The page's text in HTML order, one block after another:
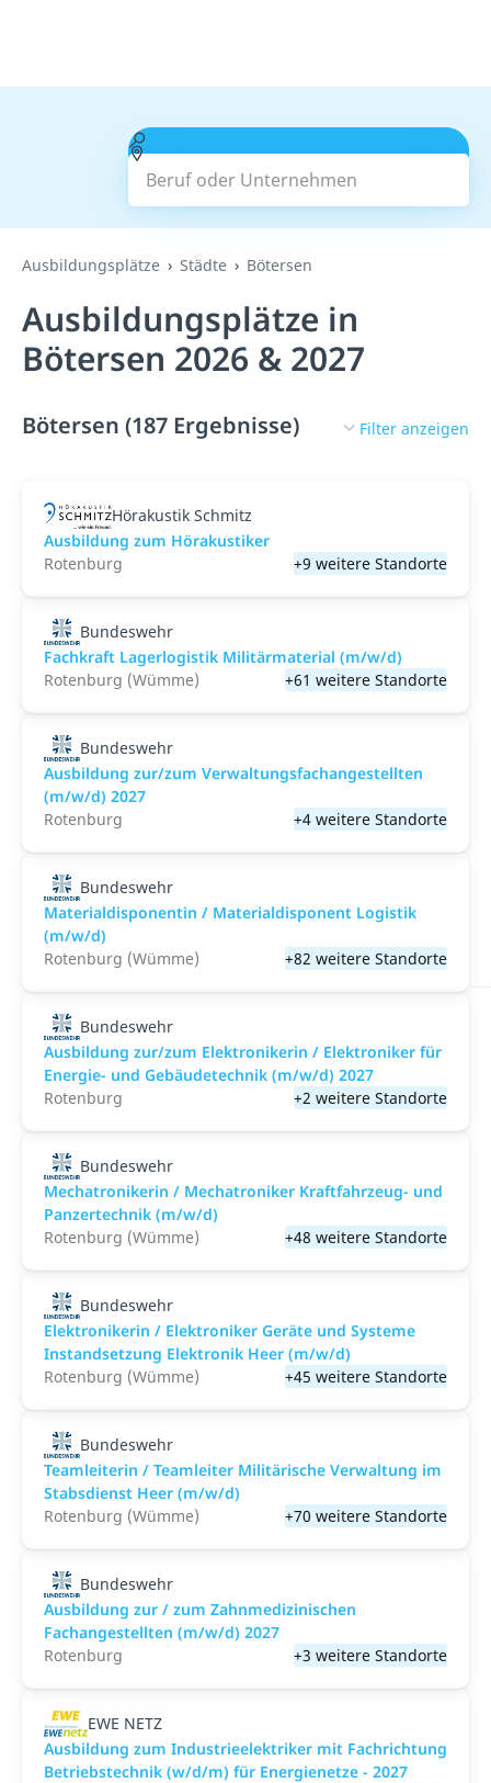
Beruf oder Unternehmen
Suchen
Ausbildungsplätze Städte Bötersen
Ausbildungsplätze in
Bötersen 2026 & 2027
Bötersen (187 Ergebnisse) Filter anzeigen
Hörakustik Schmitz
Ausbildung zum Hörakustiker
Rotenburg
+9 weitere Standorte
Bundeswehr
Fachkraft Lagerlogistik Militärmaterial (m/w/d)
Rotenburg (Wümme)
+61 weitere Standorte
Bundeswehr
Ausbildung zur/zum Verwaltungsfachangestellten
(m/w/d) 2027
Rotenburg
+4 weitere Standorte
Bundeswehr
Materialdisponentin / Materialdisponent Logistik
(m/w/d)
Rotenburg (Wümme)
+82 weitere Standorte
Bundeswehr
Ausbildung zur/zum Elektronikerin / Elektroniker für
Energie- und Gebäudetechnik (m/w/d) 2027
Rotenburg
+2 weitere Standorte
Bundeswehr
Mechatronikerin / Mechatroniker Kraftfahrzeug- und
Panzertechnik (m/w/d)
Rotenburg (Wümme)
+48 weitere Standorte
Bundeswehr
Elektronikerin / Elektroniker Geräte und Systeme
Instandsetzung Elektronik Heer (m/w/d)
Rotenburg (Wümme)
+45 weitere Standorte
Bundeswehr
Teamleiterin / Teamleiter Militärische Verwaltung im
Stabsdienst Heer (m/w/d)
Rotenburg (Wümme)
+70 weitere Standorte
Bundeswehr
Ausbildung zur / zum Zahnmedizinischen
Fachangestellten (m/w/d) 2027
Rotenburg
+3 weitere Standorte
EWE NETZ
Ausbildung zum Industrieelektriker mit Fachrichtung
Betriebstechnik (w/d/m) für Energienetze - 2027